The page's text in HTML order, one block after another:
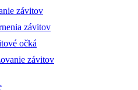
závitov
závitov
očká
závitov